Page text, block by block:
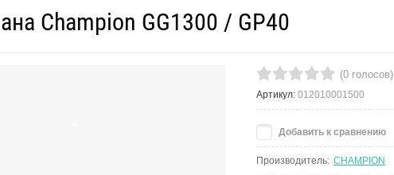
Champion GG1300 / GP40
(0 голосов)
Артикул: 012010001500
Добавить к сравнению
Производитель: CHAMPION